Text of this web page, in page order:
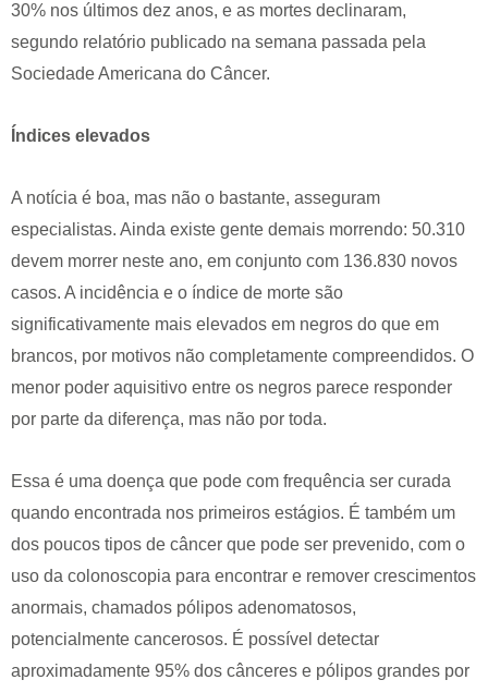
30% nos últimos dez anos, e as mortes declinaram,
segundo relatório publicado na semana passada pela
Sociedade Americana do Câncer.
Índices elevados
A notícia é boa, mas não o bastante, asseguram
especialistas. Ainda existe gente demais morrendo: 50.310
devem morrer neste ano, em conjunto com 136.830 novos
casos. A incidência e o índice de morte são
significativamente mais elevados em negros do que em
brancos, por motivos não completamente compreendidos. O
menor poder aquisitivo entre os negros parece responder
por parte da diferença, mas não por toda.
Essa é uma doença que pode com frequência ser curada
quando encontrada nos primeiros estágios. É também um
dos poucos tipos de câncer que pode ser prevenido, com o
uso da colonoscopia para encontrar e remover crescimentos
anormais, chamados pólipos adenomatosos,
potencialmente cancerosos. É possível detectar
aproximadamente 95% dos cânceres e pólipos grandes por